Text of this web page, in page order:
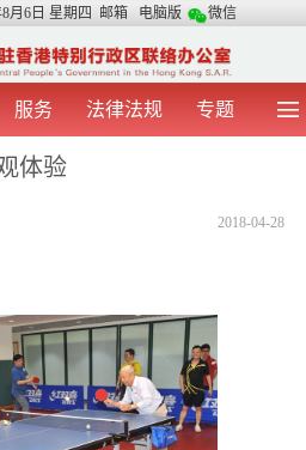
月6日 星期四 邮箱 电脑版 微信
服务 法律法规 专题
媒体言论
体验
2018-04-28